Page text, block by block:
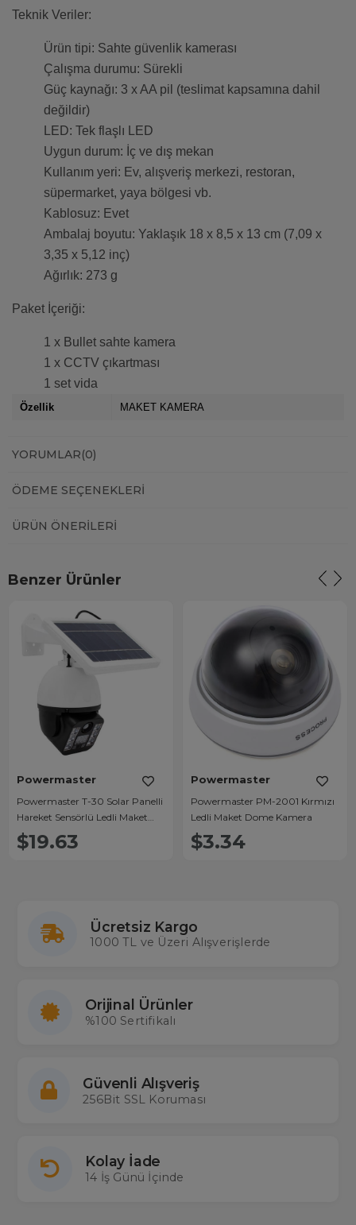
Teknik Veriler:
Ürün tipi: Sahte güvenlik kamerası
Çalışma durumu: Sürekli
Güç kaynağı: 3 x AA pil (teslimat kapsamına dahil
değildir)
LED: Tek flaşlı LED
Uygun durum: İç ve dış mekan
Kullanım yeri: Ev, alışveriş merkezi, restoran,
süpermarket, yaya bölgesi vb.
Kablosuz: Evet
Ambalaj boyutu: Yaklaşık 18 x 8,5 x 13 cm (7,09 x
3,35 x 5,12 inç)
Ağırlık: 273 g
Paket İçeriği:
1 x Bullet sahte kamera
1 x CCTV çıkartması
1 set vida
Özellik MAKET KAMERA
YORUMLAR(0)
ÖDEME SEÇENEKLERI
ÜRÜN ÖNERILERI
Benzer Ürünler
Powermaster
Powermaster T-30 Solar Panelli
Hareket Sensörlü Ledli Maket
Kamera
$19.63
Powermaster
Powermaster PM-2001 Kırmızı
Ledli Maket Dome Kamera
$3.34
Ücretsiz Kargo
1000 TL ve Üzeri Alışverişlerde
Orijinal Ürünler
%100 Sertifikalı
Güvenli Alışveriş
256Bit SSL Koruması
Kolay İade
14 İş Günü İçinde